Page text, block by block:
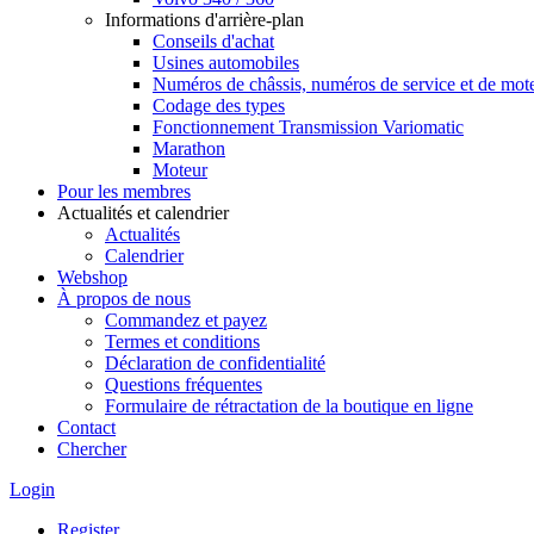
Informations d'arrière-plan
Conseils d'achat
Usines automobiles
Numéros de châssis, numéros de service et de
Codage des types
Fonctionnement Transmission Variomatic
Marathon
Moteur
Pour les membres
Actualités et calendrier
Actualités
Calendrier
Webshop
À propos de nous
Commandez et payez
Termes et conditions
Déclaration de confidentialité
Questions fréquentes
Formulaire de rétractation de la boutique en ligne
Contact
Chercher
Login
Register